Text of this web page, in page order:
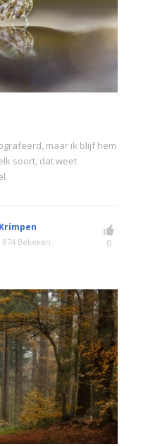
maar ik blijf hem
soort, dat weet
874 Bekeken 0